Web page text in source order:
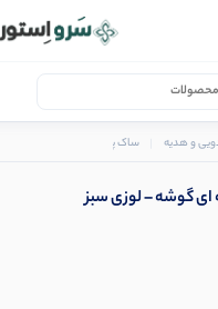
و هدیه ساک پارچه ای و کادو پیچ پارچه ای
ای گوشه – لوزی سبز